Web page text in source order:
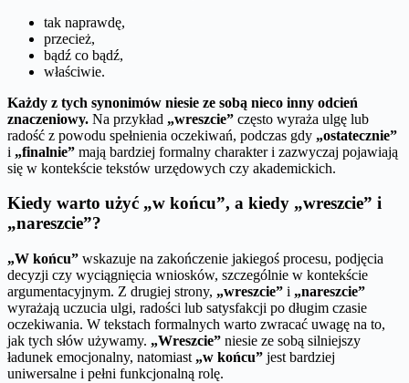
tak naprawdę,
przecież,
bądź co bądź,
właściwie.
Każdy z tych synonimów niesie ze sobą nieco inny odcień
znaczeniowy. Na przykład „wreszcie” często wyraża ulgę lub
radość z powodu spełnienia oczekiwań, podczas gdy „ostatecznie”
i „finalnie” mają bardziej formalny charakter i zazwyczaj pojawiają
się w kontekście tekstów urzędowych czy akademickich.
Kiedy warto użyć „w końcu”, a kiedy „wreszcie” i
„nareszcie”?
„W końcu” wskazuje na zakończenie jakiegoś procesu, podjęcia
decyzji czy wyciągnięcia wniosków, szczególnie w kontekście
argumentacyjnym. Z drugiej strony, „wreszcie” i „nareszcie”
wyrażają uczucia ulgi, radości lub satysfakcji po długim czasie
oczekiwania. W tekstach formalnych warto zwracać uwagę na to,
jak tych słów używamy. „Wreszcie” niesie ze sobą silniejszy
ładunek emocjonalny, natomiast „w końcu” jest bardziej
uniwersalne i pełni funkcjonalną rolę.